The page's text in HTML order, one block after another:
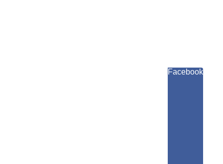
Facebook